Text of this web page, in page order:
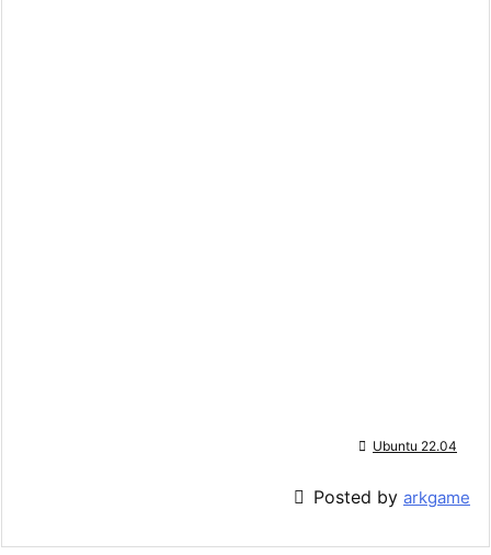
 Ubuntu 22.04
 Posted by arkgame